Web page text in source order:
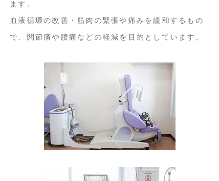
ます。
血液循環の改善・筋肉の緊張や痛みを緩和するもの
で、関節痛や腰痛などの軽減を目的としています。